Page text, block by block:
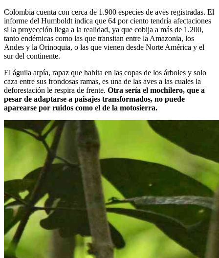
Colombia cuenta con cerca de 1.900 especies de aves registradas. El
informe del Humboldt indica que 64 por ciento tendría afectaciones
si la proyección llega a la realidad, ya que cobija a más de 1.200,
tanto endémicas como las que transitan entre la Amazonia, los
Andes y la Orinoquia, o las que vienen desde Norte América y el
sur del continente.
El águila arpía, rapaz que habita en las copas de los árboles y solo
caza entre sus frondosas ramas, es una de las aves a las cuales la
deforestación le respira de frente. Otra sería el mochilero, que a
pesar de adaptarse a paisajes transformados, no puede
aparearse por ruidos como el de la motosierra.